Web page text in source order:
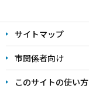
文
こ
こ
ま
サイトマップ
市関係者向け
このサイトの使い方